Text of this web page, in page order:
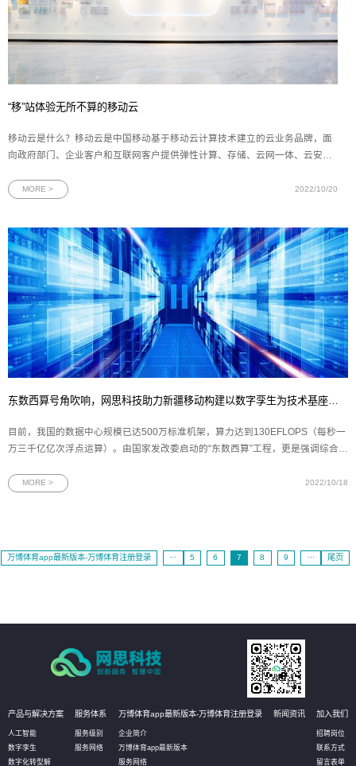
“移”站体验无所不算的移动云
移动云是什么？移动云是中国移动基于移动云计算技术建立的云业务品牌，面
向政府部门、企业客户和互联网客户提供弹性计算、存储、云网一体、云安
PaaS产品，以及包括通过开放云市场引入的合作伙伴海量优质应用在内的千款
MORE > 2022/10/20
东数西算号角吹响，网思科技助力新疆移动构建以数字孪生为技术基座的新一代智慧数据中心
目前，我国的数据中心规模已达500万标准机架，算力达到130EFLOPS（每秒一
万三千亿亿次浮点运算）。由国家发改委启动的“东数西算”工程，更是强调综合性
拉平中西部发展差距。近日，网思科技携手中国移动通信集团新疆有限公司，在
MORE > 2022/10/18
万博体育app最新版本-万博体育注册登录 ··· 5 6 7 8 9 ··· 尾页
产品与解决方案
人工智能
数字孪生
数字化转型解
服务体系
服务级别
服务网络
万博体育app最新版本-万博体育注册登录
企业简介
万博体育app最新版本
服务网络
新闻资讯 加入我们
招聘岗位
联系方式
留言表单